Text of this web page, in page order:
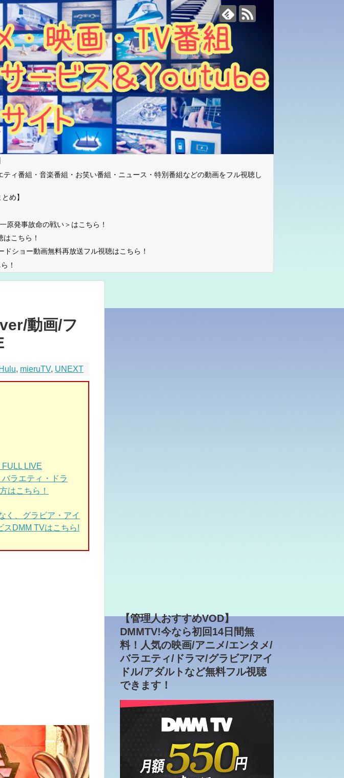
ィ番組・音楽番組・お笑い番組・ニュース・特別番組などの動画をフル視聴し
め】
原発事故命の戦い＞はこちら！
こちら！
ショー動画無料再放送フル視聴はこちら！
！
動画/フ
Hulu, mieruTV, UNEXT
LIVE
ラエティ・ドラ
はこちら！
く、グラビア・アイ
スDMM TVはこちら!
【管理人おすすめVOD】
DMMTV!今なら初回14日間無
料！人気の映画/アニメ/エンタメ/
バラエティ/ドラマ/グラビア/アイ
ドル/アダルトなど無料フル視聴
できます！